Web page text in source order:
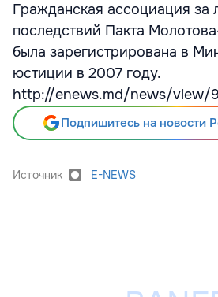
Гражданская ассоциация за
последствий Пакта
была зарегистрирована в
юстиции в 2007 году.
http://enews.md/news/view/
Подпишитесь на новости
Источник E-NEWS